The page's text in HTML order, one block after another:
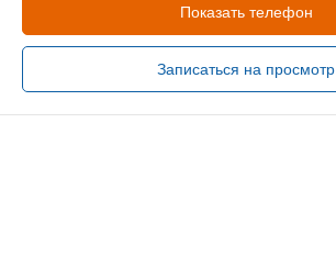
Показать телефон
Записаться на просмотр